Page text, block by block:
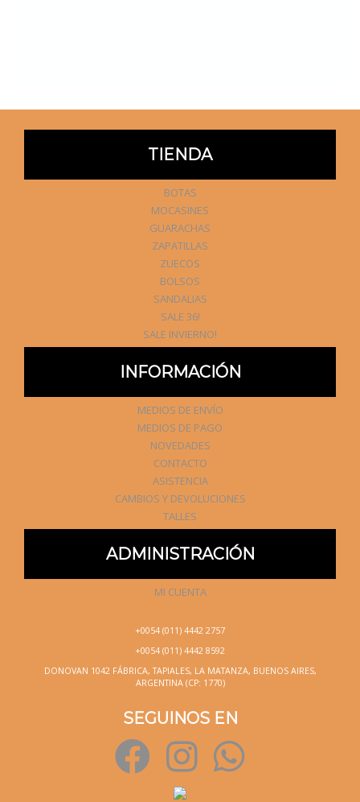
TIENDA
BOTAS
MOCASINES
GUARACHAS
ZAPATILLAS
ZUECOS
BOLSOS
SANDALIAS
SALE 36!
SALE INVIERNO!
INFORMACIÓN
MEDIOS DE ENVÍO
MEDIOS DE PAGO
NOVEDADES
CONTACTO
ASISTENCIA
CAMBIOS Y DEVOLUCIONES
TALLES
ADMINISTRACIÓN
MI CUENTA
+0054 (011) 4442 2757
+0054 (011) 4442 8592
DONOVAN 1042 FÁBRICA, TAPIALES, LA MATANZA, BUENOS AIRES,
ARGENTINA (CP: 1770)
SEGUINOS EN